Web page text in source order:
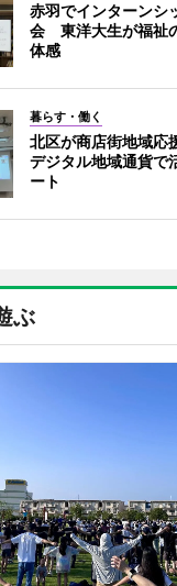
赤羽でインターンシ
会 東洋大生が福祉
体感
暮らす・働く
北区が商店街地域応
デジタル地域通貨で
ート
ぶ